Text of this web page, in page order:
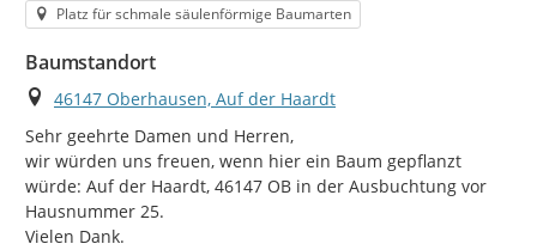
Kategorie
Platz für schmale säulenförmige Baumarten
Baumstandort
Ort
46147 Oberhausen, Auf der Haardt
Sehr geehrte Damen und Herren,
wir würden uns freuen, wenn hier ein Baum gepflanzt
würde: Auf der Haardt, 46147 OB in der Ausbuchtung vor
Hausnummer 25.
Vielen Dank.